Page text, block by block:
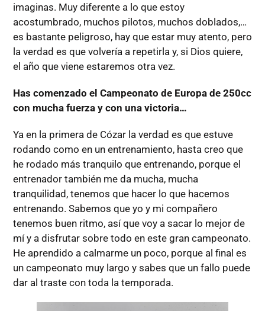
imaginas. Muy diferente a lo que estoy
acostumbrado, muchos pilotos, muchos doblados,…
es bastante peligroso, hay que estar muy atento, pero
la verdad es que volvería a repetirla y, si Dios quiere,
el año que viene estaremos otra vez.
Has comenzado el Campeonato de Europa de 250cc
con mucha fuerza y con una victoria…
Ya en la primera de Cózar la verdad es que estuve
rodando como en un entrenamiento, hasta creo que
he rodado más tranquilo que entrenando, porque el
entrenador también me da mucha, mucha
tranquilidad, tenemos que hacer lo que hacemos
entrenando. Sabemos que yo y mi compañero
tenemos buen ritmo, así que voy a sacar lo mejor de
mí y a disfrutar sobre todo en este gran campeonato.
He aprendido a calmarme un poco, porque al final es
un campeonato muy largo y sabes que un fallo puede
dar al traste con toda la temporada.